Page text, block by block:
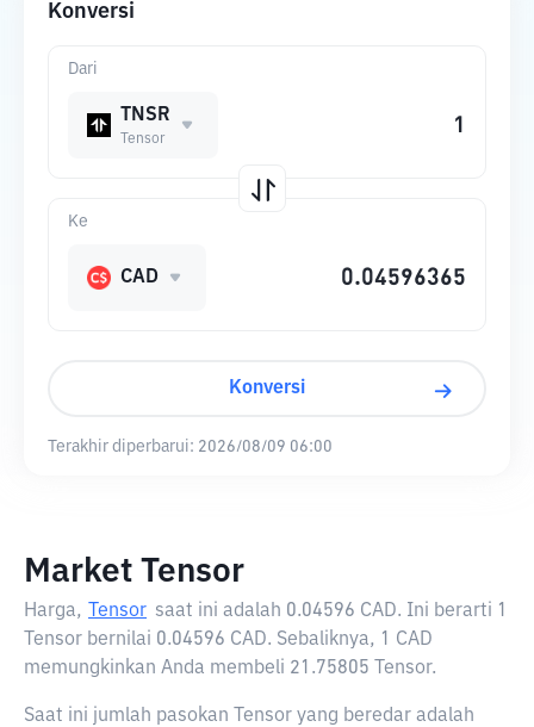
Konversi
Dari
TNSR
Tensor
Ke
CAD
Konversi
Terakhir diperbarui: 2026/08/09 06:00
Market Tensor
Harga, Tensor saat ini adalah 0.04596 CAD. Ini berarti 1
Tensor bernilai 0.04596 CAD. Sebaliknya, 1 CAD
memungkinkan Anda membeli 21.75805 Tensor.
Saat ini jumlah pasokan Tensor yang beredar adalah